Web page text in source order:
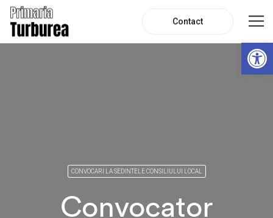
Contact
CONVOCARI LA SEDINTELE CONSILIULUI LOCAL
Convocator